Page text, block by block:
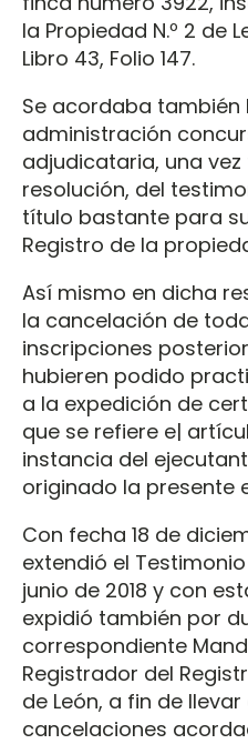
la Propiedad N.º 2 de
Libro 43, Folio 147.
Se acordaba
administración
adjudicataria, una
resolución, del
título bastante para
Registro de la
Así mismo en dicha
la cancelación de
inscripciones
hubieren podido
a la expedición de
que se refiere e|
instancia del
originado la presente
Con fecha 18 de
extendió el
junio de 2018 y con
expidió también por
correspondiente
Registrador del
de León, a fin de
cancelaciones